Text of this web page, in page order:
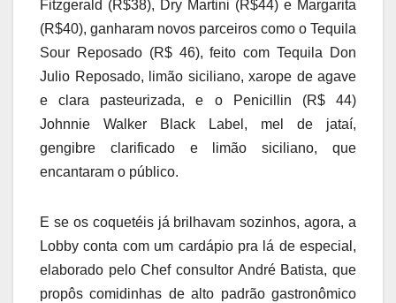
Fitzgerald (R$38), Dry Martini (R$44) e Margarita
(R$40), ganharam novos parceiros como o Tequila
Sour Reposado (R$ 46), feito com Tequila Don
Julio Reposado, limão siciliano, xarope de agave
e clara pasteurizada, e o Penicillin (R$ 44)
Johnnie Walker Black Label, mel de jataí,
gengibre clarificado e limão siciliano, que
encantaram o público.
E se os coquetéis já brilhavam sozinhos, agora, a
Lobby conta com um cardápio pra lá de especial,
elaborado pelo Chef consultor André Batista, que
propôs comidinhas de alto padrão gastronômico